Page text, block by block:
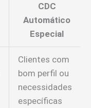
CDC
Automático
Especial
Clientes com
bom perfil ou
necessidades
específicas